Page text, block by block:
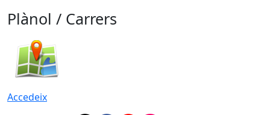
Plànol / Carrers
Accedeix